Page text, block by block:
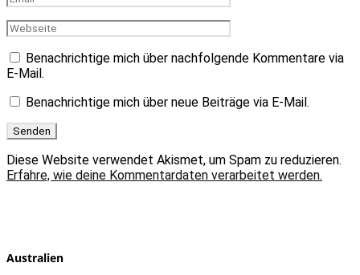
Benachrichtige mich über nachfolgende Kommentare via
E-Mail.
Benachrichtige mich über neue Beiträge via E-Mail.
Diese Website verwendet Akismet, um Spam zu reduzieren.
Erfahre, wie deine Kommentardaten verarbeitet werden.
Australien